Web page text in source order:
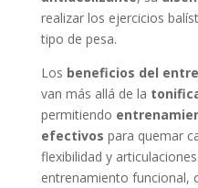
realizar los ejercicios
tipo de pesa.
Los beneficios del
van más allá de la
permitiendo
efectivos para quemar
flexibilidad y
entrenamiento funcional,